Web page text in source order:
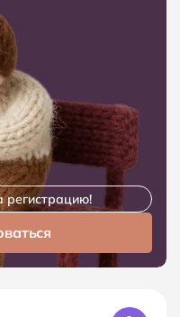
регистрацию!